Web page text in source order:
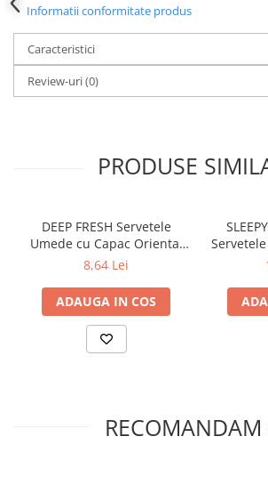
apa si sunt intotdeauna la indemana datorita
resigilabil. Îndepărtați murdăria, praful și
scurt timp și apoi beneficiați de o piele curată
porilor, care se simte îngrijită și arată la fel.
Informatii conformitate produs
Caracteristici
Review-uri(0)
PRODUSE
DEEP FRESH Servetele
Umede cu Capac Oriental
AMBER 120 buc
8,64 Lei
ADAUGA IN COS
Igiena
RECOMANDAM